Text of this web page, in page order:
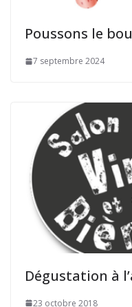
Poussons le
7 septembre 2024
Dégustation à
23 octobre 2018